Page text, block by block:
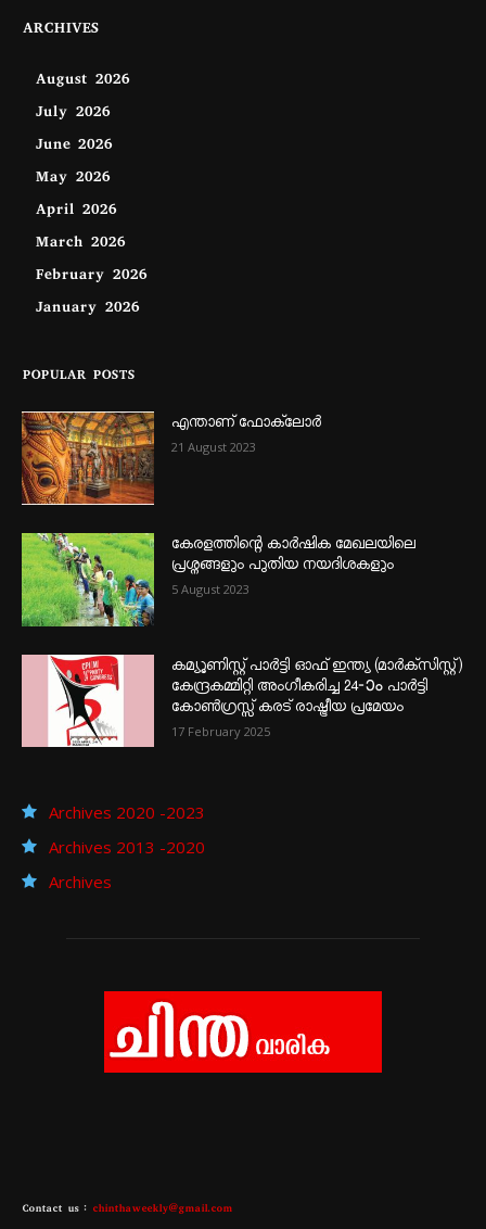
ARCHIVES
August 2026
July 2026
June 2026
May 2026
April 2026
March 2026
February 2026
January 2026
POPULAR POSTS
എന്താണ്‌ ഫോക്‌ലോർ
21 August 2023
കേരളത്തിന്റെ കാർഷിക മേഖലയിലെ
പ്രശ്നങ്ങളും പുതിയ നയദിശകളും
5 August 2023
കമ്യൂണിസ്റ്റ് പാർട്ടി ഓഫ് ഇന്ത്യ (മാർക്സിസ്റ്റ്)
കേന്ദ്രകമ്മിറ്റി അംഗീകരിച്ച 24‐ാം പാർട്ടി
കോൺഗ്രസ്സ് കരട് രാഷ്ട്രീയ പ്രമേയം
17 February 2025
Archives 2020 -2023
Archives 2013 -2020
Archives
Contact us : chinthaweekly@gmail.com